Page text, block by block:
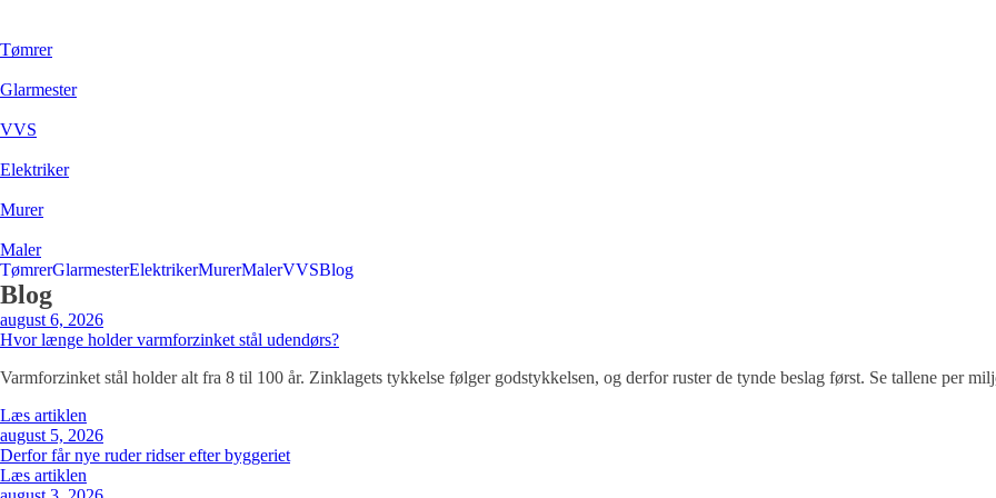
Tømrer
Glarmester
VVS
Elektriker
Murer
Maler
TømrerGlarmesterElektrikerMurerMalerVVSBlog
Blog
august 6, 2026
Hvor længe holder varmforzinket stål udendørs?
Varmforzinket stål holder alt fra 8 til 100 år. Zinklagets tykkelse følger godstykkelsen, og derfor ruster de tynde beslag først. Se tallene per
Læs artiklen
august 5, 2026
Derfor får nye ruder ridser efter byggeriet
Læs artiklen